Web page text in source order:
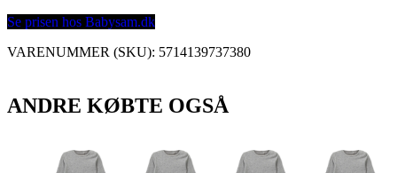
Se prisen hos Babysam.dk
VARENUMMER (SKU): 5714139737380
ANDRE KØBTE OGSÅ